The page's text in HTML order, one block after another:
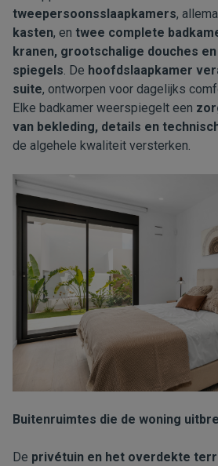
tweepersoonsslaapkamers,
kasten, en twee complete
kranen, grootschalige douches
spiegels. De hoofdslaapkamer
suite, ontworpen voor dagelijks
Elke badkamer weerspiegelt een
van bekleding, details en
de algehele kwaliteit versterken.
Buitenruimtes die de woning
De privétuin en het overdekte